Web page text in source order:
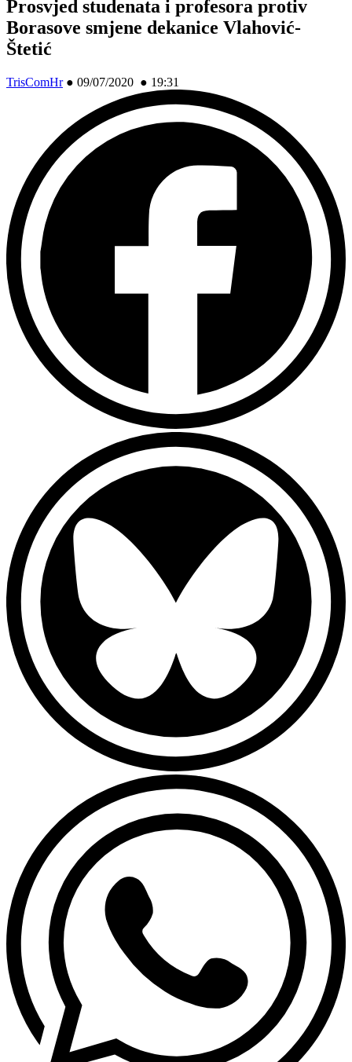
Prosvjed studenata i profesora protiv
Borasove smjene dekanice Vlahović-
Štetić
TrisComHr● 09/07/2020 ● 19:31